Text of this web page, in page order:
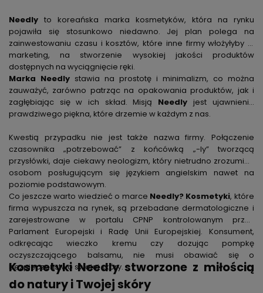
Needly to koreańska marka kosmetyków, która na rynku
pojawiła się stosunkowo niedawno. Jej plan polega na
zainwestowaniu czasu i kosztów, które inne firmy włożyłyby w
marketing, na stworzenie wysokiej jakości produktów
dostępnych na wyciągnięcie ręki.
Marka Needly stawia na prostotę i minimalizm, co można
zauważyć, zarówno patrząc na opakowania produktów, jak i
zagłębiając się w ich skład. Misją Needly jest ujawnienie
prawdziwego piękna, które drzemie w każdym z nas.
Kwestią przypadku nie jest także nazwa firmy. Połączenie
czasownika „potrzebować” z końcówką „-ly” tworzącą
przysłówki, daje ciekawy neologizm, który nietrudno zrozumieć
osobom posługującym się językiem angielskim nawet na
poziomie podstawowym.
Co jeszcze warto wiedzieć o marce Needly? Kosmetyki, które
firma wypuszcza na rynek, są przebadane dermatologiczne i
zarejestrowane w portalu CPNP kontrolowanym przez
Parlament Europejski i Radę Unii Europejskiej. Konsument,
odkręcając wieczko kremu czy dozując pompkę
oczyszczającego balsamu, nie musi obawiać się o
bezpieczeństwo swojej skóry.
Kosmetyki Needly stworzone z miłością
do natury i Twojej skóry